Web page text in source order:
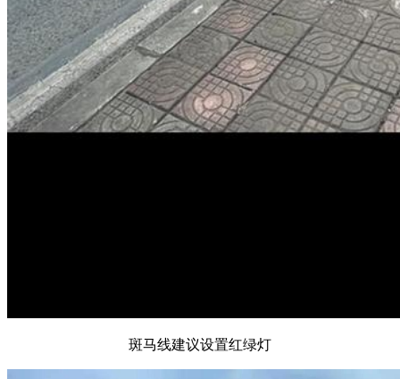
斑马线建议设置红绿灯